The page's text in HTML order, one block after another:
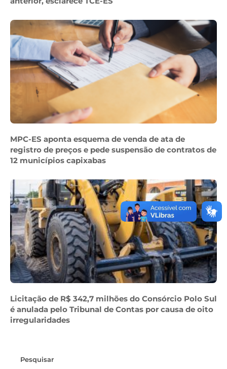
MPC-ES aponta esquema de venda de ata de
registro de preços e pede suspensão de contratos de
12 municípios capixabas
Licitação de R$ 342,7 milhões do Consórcio Polo Sul
é anulada pelo Tribunal de Contas por causa de oito
irregularidades
Pesquisar